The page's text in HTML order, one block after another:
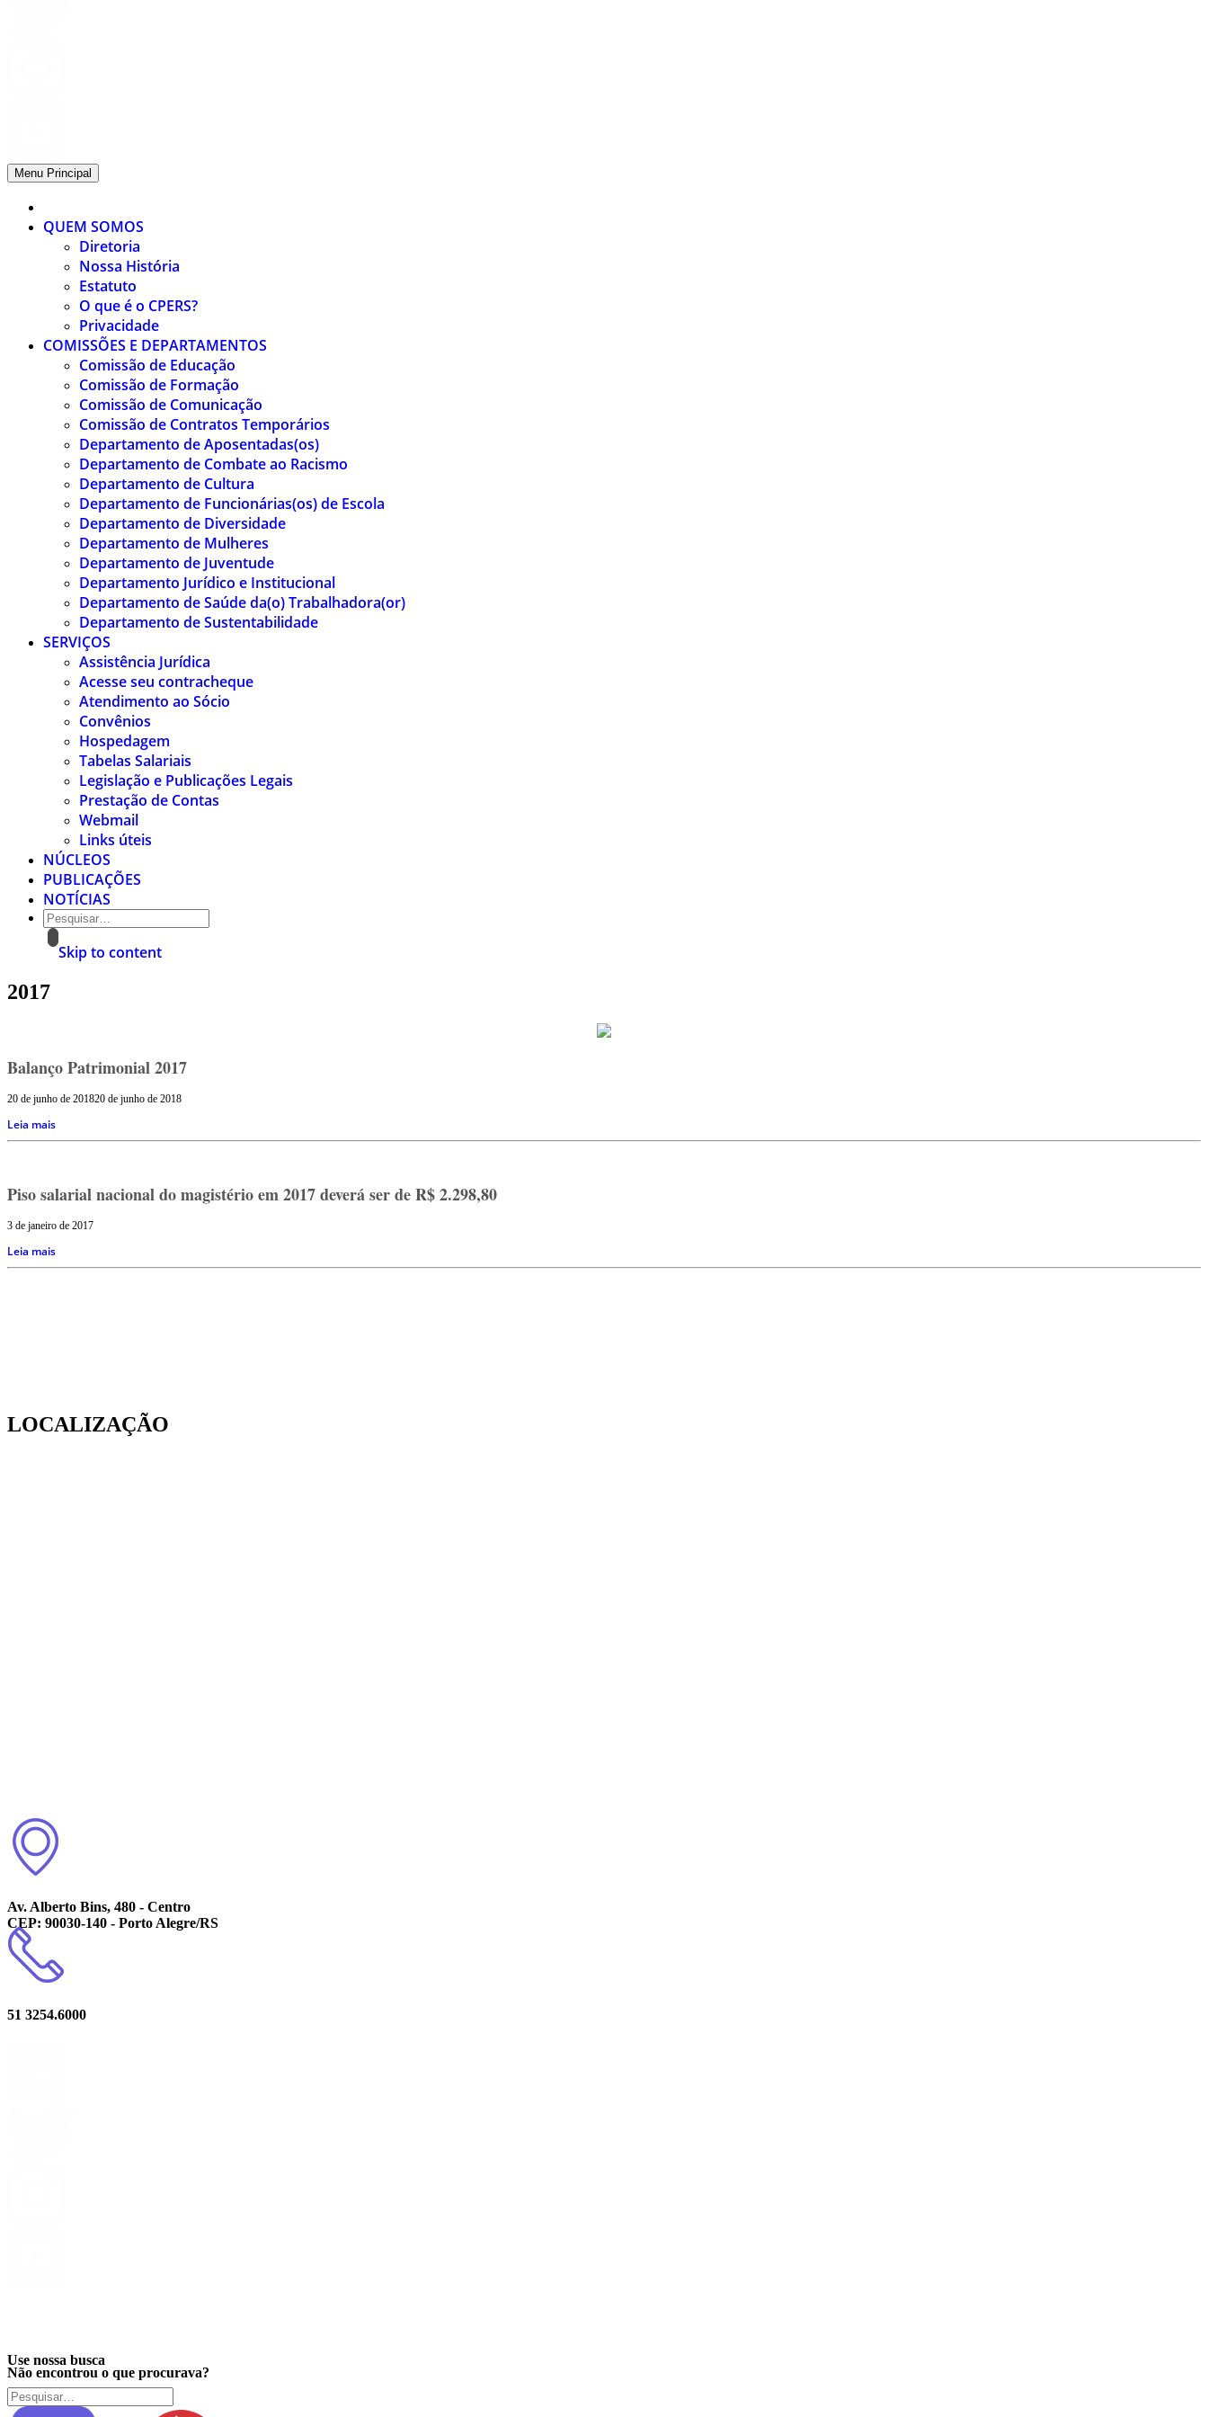
Menu Principal
QUEM SOMOS
Diretoria
Nossa História
Estatuto
O que é o CPERS?
Privacidade
COMISSÕES E DEPARTAMENTOS
Comissão de Educação
Comissão de Formação
Comissão de Comunicação
Comissão de Contratos Temporários
Departamento de Aposentadas(os)
Departamento de Combate ao Racismo
Departamento de Cultura
Departamento de Funcionárias(os) de Escola
Departamento de Diversidade
Departamento de Mulheres
Departamento de Juventude
Departamento Jurídico e Institucional
Departamento de Saúde da(o) Trabalhadora(or)
Departamento de Sustentabilidade
SERVIÇOS
Assistência Jurídica
Acesse seu contracheque
Atendimento ao Sócio
Convênios
Hospedagem
Tabelas Salariais
Legislação e Publicações Legais
Prestação de Contas
Webmail
Links úteis
NÚCLEOS
PUBLICAÇÕES
NOTÍCIAS
Skip to content
2017
Balanço Patrimonial 2017
20 de junho de 201820 de junho de 2018
Leia mais
Piso salarial nacional do magistério em 2017 deverá ser de R$ 2.298,80
3 de janeiro de 2017
Leia mais
LOCALIZAÇÃO
Av. Alberto Bins, 480 - Centro
CEP: 90030-140 - Porto Alegre/RS
51 3254.6000
Não encontrou o que procurava?
Use nossa busca